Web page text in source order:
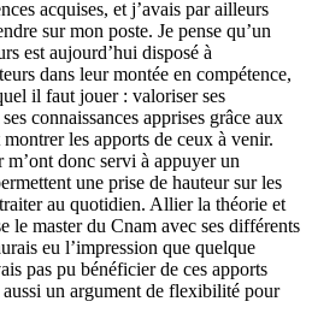
acquises, et j’avais par ailleurs
sur mon poste. Je pense qu’un
est aujourd’hui disposé à
dans leur montée en compétence,
il faut jouer : valoriser ses
connaissances apprises grâce aux
les apports de ceux à venir.
m’ont donc servi à appuyer un
une prise de hauteur sur les
au quotidien. Allier la théorie et
le master du Cnam avec ses différents
eu l’impression que quelque
pas pu bénéficier de ces apports
aussi un argument de flexibilité pour